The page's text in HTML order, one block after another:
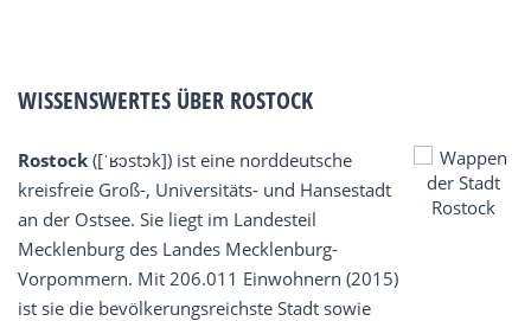
WISSENSWERTES ÜBER ROSTOCK
Rostock ([ˈʁɔstɔk]) ist eine norddeutsche
kreisfreie Groß-, Universitäts- und Hansestadt
an der Ostsee. Sie liegt im Landesteil
Mecklenburg des Landes Mecklenburg-
Vorpommern. Mit 206.011 Einwohnern (2015)
ist sie die bevölkerungsreichste Stadt sowie